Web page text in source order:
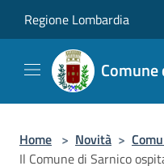
Regione Lombardia
Comune
Home > Novità >
Il Comune di Sarnico